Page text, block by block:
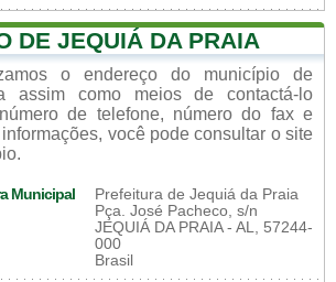
DE JEQUIÁ DA PRAIA
o endereço do município de
assim como meios de contactá-lo
de telefone, número do fax e
você pode consultar o site
Municipal
Prefeitura de Jequiá da Praia
Pça. José Pacheco, s/n
JEQUIÁ DA PRAIA - AL, 57244-
000
Brasil